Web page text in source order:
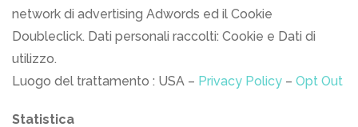
network di advertising Adwords ed il Cookie
Doubleclick. Dati personali raccolti: Cookie e Dati di
utilizzo.
Luogo del trattamento : USA – Privacy Policy – Opt Out
Statistica